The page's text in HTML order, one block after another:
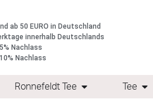
ab 50 EURO in Deutschland
innerhalb Deutschlands
Nachlass
Nachlass
Ronnefeldt Tee Tee